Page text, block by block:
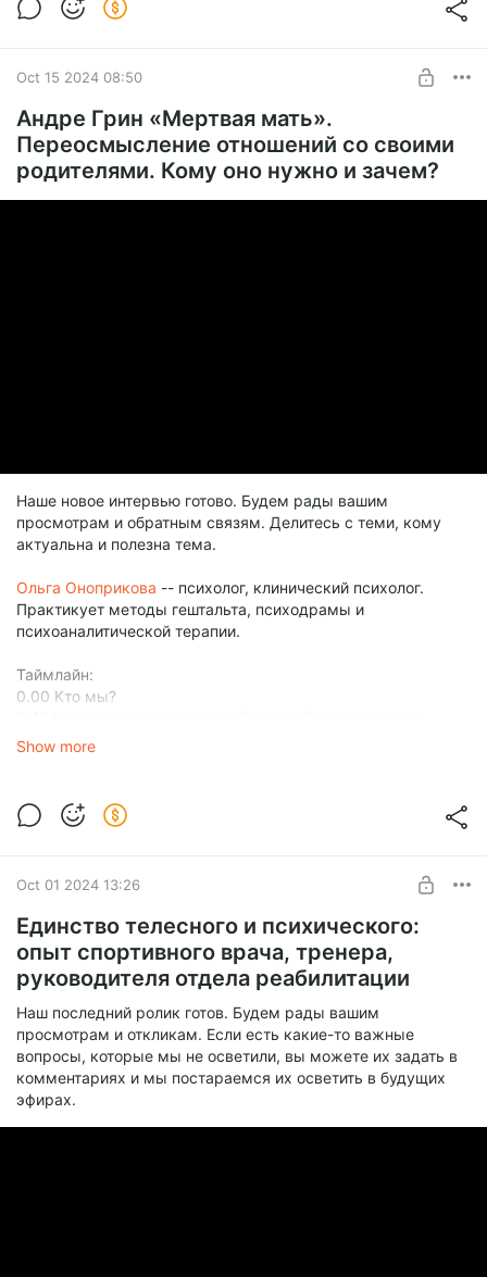
Oct 15 2024 08:50
Андре Грин «Мертвая мать».
Переосмысление отношений со своими
родителями. Кому оно нужно и зачем?
Наше новое интервью готово. Будем рады вашим
просмотрам и обратным связям. Делитесь с теми, кому
актуальна и полезна тема.
Ольга Оноприкова -- психолог, клинический психолог.
Практикует методы гештальта, психодрамы и
психоаналитической терапии.
Таймлайн:
0.00 Кто мы?
«мертвую мать»?
6.45 Вопросы слушателей: Как отношения с матерью
влияют на отношения с будущим с партнером?
Show more
Oct 01 2024 13:26
Единство телесного и психического:
опыт спортивного врача, тренера,
руководителя отдела реабилитации
Наш последний ролик готов. Будем рады вашим
просмотрам и откликам. Если есть какие-то важные
вопросы, которые мы не осветили, вы можете их задать в
комментариях и мы постараемся их осветить в будущих
эфирах.